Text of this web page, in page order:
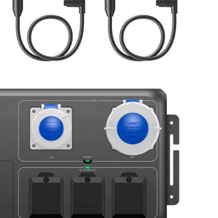
mogelijk
de 50,- voor Nederland/België
merken met officiële distributie rechten
klanten
Toevoegen aan winkelwagen